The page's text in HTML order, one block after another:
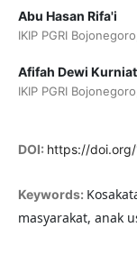
Abu Hasan Rifa'i
IKIP PGRI
Afifah Dewi
IKIP PGRI
DOI: https://
Keywords:
masyarakat, anak